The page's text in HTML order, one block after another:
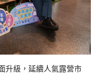
升級，延續人氣露營市